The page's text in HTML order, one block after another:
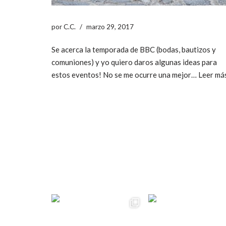
porC.C. marzo 29, 2017
Se acerca la temporada de BBC (bodas, bautizos y
comuniones) y yo quiero daros algunas ideas para
estos eventos! No se me ocurre una mejor… Leer